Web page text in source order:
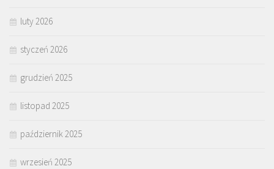
luty 2026
styczeń 2026
grudzień 2025
listopad 2025
październik 2025
wrzesień 2025